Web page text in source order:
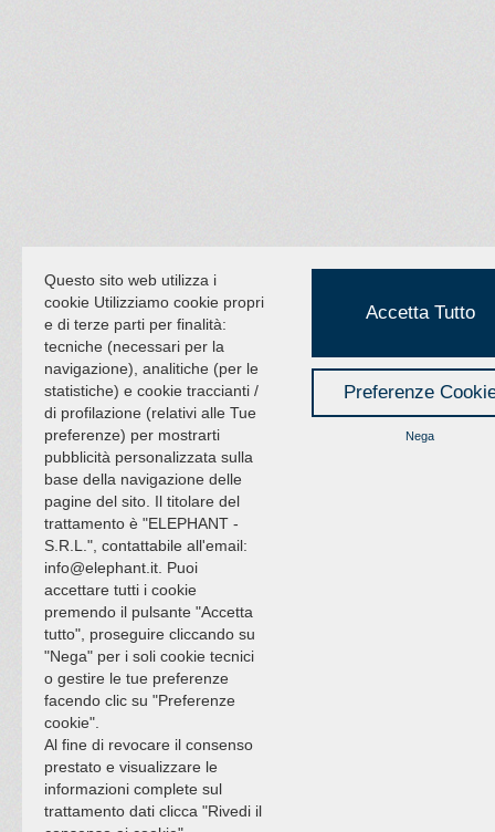
Questo sito web utilizza i
cookie Utilizziamo cookie propri
e di terze parti per finalità:
tecniche (necessari per la
navigazione), analitiche (per le
statistiche) e cookie traccianti /
di profilazione (relativi alle Tue
preferenze) per mostrarti
pubblicità personalizzata sulla
base della navigazione delle
pagine del sito. Il titolare del
trattamento è "ELEPHANT -
S.R.L.", contattabile all'email:
info@elephant.it. Puoi
accettare tutti i cookie
premendo il pulsante "Accetta
tutto", proseguire cliccando su
"Nega" per i soli cookie tecnici
o gestire le tue preferenze
facendo clic su "Preferenze
cookie".
Al fine di revocare il consenso
prestato e visualizzare le
informazioni complete sul
trattamento dati clicca "Rivedi il
Accetta Tutto
Preferenze
Nega